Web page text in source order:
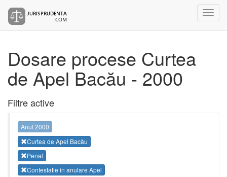
Dosare procese Curtea
de Apel Bacău - 2000
Filtre active
Anul 2000
Curtea de Apel Bacău
Penal
Contestatie in anulare Apel